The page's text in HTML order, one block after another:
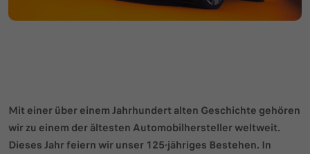
Mit einer über einem Jahrhundert alten Geschichte gehören
wir zu einem der ältesten Automobilhersteller weltweit.
Dieses Jahr feiern wir unser 125-jähriges Bestehen. In